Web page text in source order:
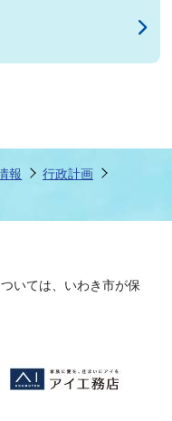
報
行政計画
いては、いわき市が保